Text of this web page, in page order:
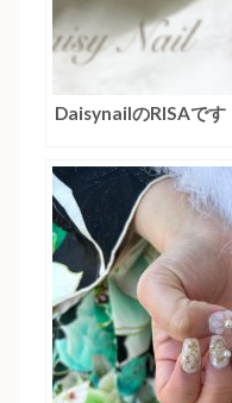
DaisynailのRISAです